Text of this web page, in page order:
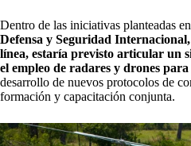
Dentro de las iniciativas planteadas
Defensa y Seguridad
línea, estaría previsto articular un
el empleo de radares y drones
desarrollo de nuevos protocolos de
formación y capacitación conjunta.